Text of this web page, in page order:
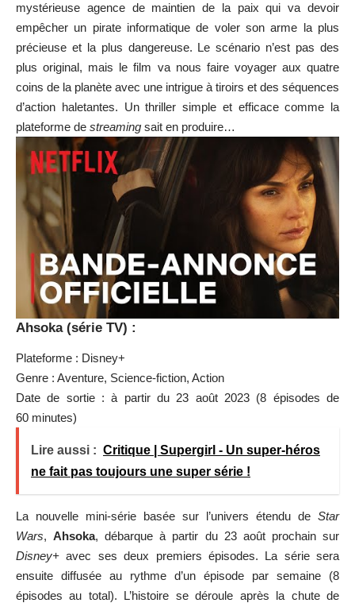
mystérieuse agence de maintien de la paix qui va devoir
empêcher un pirate informatique de voler son arme la plus
précieuse et la plus dangereuse. Le scénario n’est pas des
plus original, mais le film va nous faire voyager aux quatre
coins de la planète avec une intrigue à tiroirs et des séquences
d’action haletantes. Un thriller simple et efficace comme la
plateforme de streaming sait en produire…
Ahsoka (série TV) :
Plateforme : Disney+
Genre : Aventure, Science-fiction, Action
Date de sortie : à partir du 23 août 2023 (8 épisodes de
60 minutes)
Lire aussi : Critique | Supergirl - Un super-héros
ne fait pas toujours une super série !
La nouvelle mini-série basée sur l’univers étendu de Star
Wars,Ahsoka, débarque à partir du 23 août prochain sur
Disney+ avec ses deux premiers épisodes. La série sera
ensuite diffusée au rythme d’un épisode par semaine (8
épisodes au total). L’histoire se déroule après la chute de